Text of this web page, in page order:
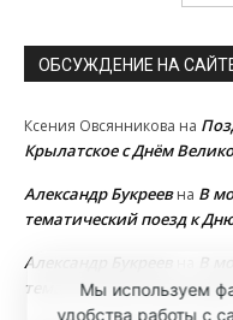
ОБСУЖДЕНИЕ НА
Ксения Овсянникова на
Крылатское с Днём
Александр Букреевна В
тематический поезд к
Александр Букреев
тематический поезд к
Мы используем
удобства работы с